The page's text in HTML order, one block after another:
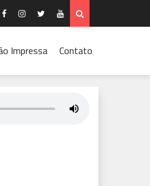
Impressa Contato